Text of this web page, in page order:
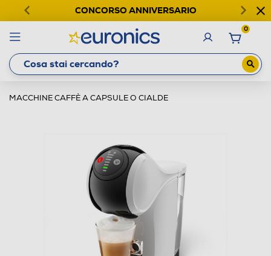
CONCORSO ANNIVERSARIO
0
MACCHINE CAFFÈ A CAPSULE O CIALDE